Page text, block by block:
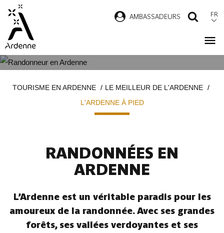
contenu
principal
AMBASSADEURS FR
d'ArianeTOURISME EN ARDENNE
LE MEILLEUR DE L'ARDENNE
L'ARDENNE À PIED
RANDONNÉES EN
ARDENNE
L’Ardenne est un véritable paradis pour les
amoureux de la randonnée. Avec ses grandes
forêts, ses vallées verdoyantes et ses